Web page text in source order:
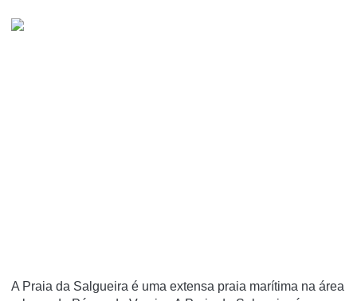
A Praia da Salgueira é uma extensa praia marí­tima na área